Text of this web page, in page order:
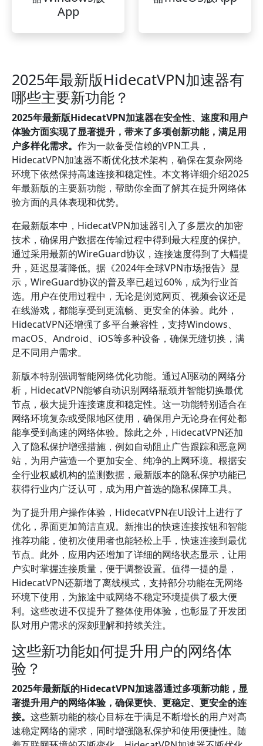
App
2025年最新版HidecatVPN加速器有
哪些主要新功能？
2025年最新版HidecatVPN加速器在安全性、速度和用户
体验方面实现了显著提升，带来了多项创新功能，满足用
户多样化需求。 作为一款备受信赖的VPN工具，
HidecatVPN加速器不断优化技术架构，确保在复杂网络
环境下依然保持高速连接和稳定性。本文将详细介绍2025
年最新版的主要新功能，帮助你全面了解其在提升网络体
验方面的具体表现和优势。
在最新版本中，HidecatVPN加速器引入了多层次的加密
技术，确保用户数据在传输过程中得到最大程度的保护。
通过采用最新的WireGuard协议，连接速度得到了大幅提
升，延迟显著降低。据《2024年全球VPN市场报告》显
示，WireGuard协议的普及率已超过60%，成为行业首
选。用户在使用过程中，无论是浏览网页、视频会议还是
在线游戏，都能享受到更流畅、更安全的体验。此外，
HidecatVPN还增强了多平台兼容性，支持Windows、
macOS、Android、iOS等多种设备，确保无缝切换，满
足不同用户需求。
新版本特别强调智能网络优化功能。通过AI驱动的网络分
析，HidecatVPN能够自动识别网络瓶颈并智能切换最优
节点，极大提升连接速度和稳定性。这一功能特别适合在
网络环境复杂或受限地区使用，确保用户无论身在何处都
能享受到高速的网络体验。除此之外，HidecatVPN还加
入了隐私保护增强措施，例如自动阻止广告跟踪和恶意网
站，为用户营造一个更加安全、纯净的上网环境。根据安
全行业权威机构的监测数据，最新版本的隐私保护功能已
获得行业内广泛认可，成为用户首选的隐私保障工具。
为了提升用户操作体验，HidecatVPN在UI设计上进行了
优化，界面更加简洁直观。新推出的快速连接按钮和智能
推荐功能，使初次使用者也能轻松上手，快速连接到最优
节点。此外，应用内还增加了详细的网络状态显示，让用
户实时掌握连接质量，便于调整设置。值得一提的是，
HidecatVPN还新增了离线模式，支持部分功能在无网络
环境下使用，为旅途中或网络不稳定环境提供了极大便
利。这些改进不仅提升了整体使用体验，也彰显了开发团
队对用户需求的深刻理解和持续关注。
这些新功能如何提升用户的网络体
验？
2025年最新版的HidecatVPN加速器通过多项新功能，显
著提升用户的网络体验，确保更快、更稳定、更安全的连
接。 这些新功能的核心目标在于满足不断增长的用户对高
速稳定网络的需求，同时增强隐私保护和使用便捷性。随